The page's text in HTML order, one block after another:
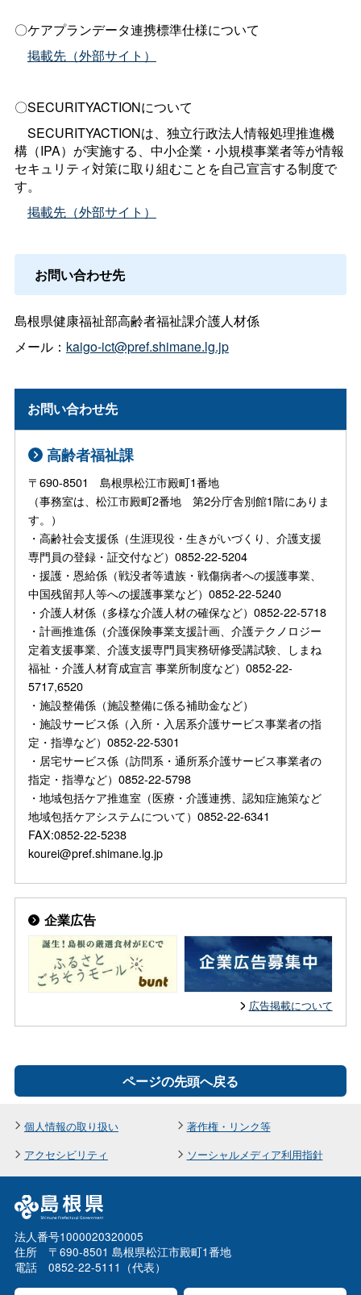
〇ケアプランデータ連携標準仕様について
掲載先（外部サイト）
〇SECURITYACTIONについて
SECURITYACTIONは、独立行政法人情報処理推進機
構（IPA）が実施する、中小企業・小規模事業者等が情報
セキュリティ対策に取り組むことを自己宣言する制度で
す。
掲載先（外部サイト）
お問い合わせ先
島根県健康福祉部高齢者福祉課介護人材係
メール： kaigo-ict@pref.shimane.lg.jp
お問い合わせ先
高齢者福祉課
〒690-8501 島根県松江市殿町1番地
（事務室は、松江市殿町2番地 第2分庁舎別館1階にありま
す。）
・高齢社会支援係（生涯現役・生きがいづくり、介護支援
専門員の登録・証交付など）0852-22-5204
・援護・恩給係（戦没者等遺族・戦傷病者への援護事業、
中国残留邦人等への援護事業など）0852-22-5240
・介護人材係（多様な介護人材の確保など）0852-22-5718
・計画推進係（介護保険事業支援計画、介護テクノロジー
定着支援事業、介護支援専門員実務研修受講試験、しまね
福祉・介護人材育成宣言 事業所制度など）0852-22-
5717,6520
・施設整備係（施設整備に係る補助金など）
・施設サービス係（入所・入居系介護サービス事業者の指
定・指導など）0852-22-5301
・居宅サービス係（訪問系・通所系介護サービス事業者の
指定・指導など）0852-22-5798
・地域包括ケア推進室（医療・介護連携、認知症施策など
地域包括ケアシステムについて）0852-22-6341
FAX:0852-22-5238
kourei@pref.shimane.lg.jp
企業広告
広告掲載について
ページの先頭へ戻る
個人情報の取り扱い
著作権・リンク等
アクセシビリティ
ソーシャルメディア利用指針
法人番号1000020320005
住所 〒690-8501 島根県松江市殿町1番地
電話 0852-22-5111（代表）